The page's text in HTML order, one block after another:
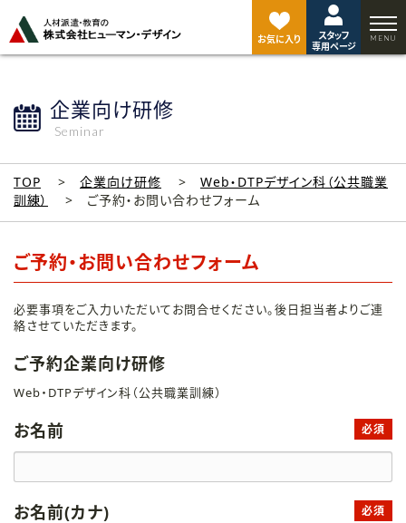
お気に入り
スタッフ
専用ページ
企業向け研修
Seminar
TOP 企業向け研修
Web・DTPデザイン科（公共職業
訓練）
ご予約・お問い合わせフォーム
ご予約・お問い合わせフォーム
必要事項をご入力いただいてお問合せください。後日担当者よりご連
絡させていただきます。
ご予約企業向け研修
Web・DTPデザイン科（公共職業訓練）
お名前 必須
お名前(カナ) 必須
ジ
ト